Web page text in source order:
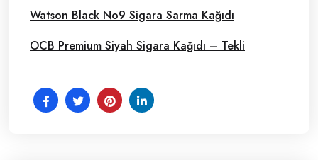
Watson Black No9 Sigara Sarma Kağıdı
OCB Premium Siyah Sigara Kağıdı – Tekli